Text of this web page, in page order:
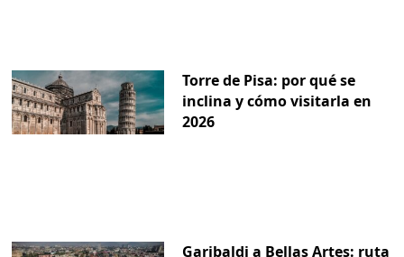
Torre de Pisa: por qué se
inclina y cómo visitarla en
2026
Garibaldi a Bellas Artes: ruta